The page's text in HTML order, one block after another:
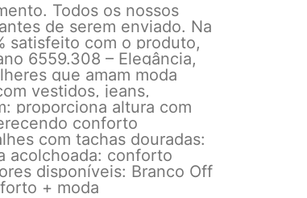
Todos os nossos
de serem enviado. Na
satisfeito com o produto,
6559.308 – Elegância,
que amam moda
vestidos, jeans,
proporciona altura com
conforto
com tachas douradas:
acolchoada: conforto
disponíveis: Branco Off
+ moda